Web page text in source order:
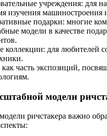
учреждения: для
изучения машиностроения
подарки: многие
модели в качестве
коллекции: для любителей
часть экспозиций,
модели
ричстакера важно